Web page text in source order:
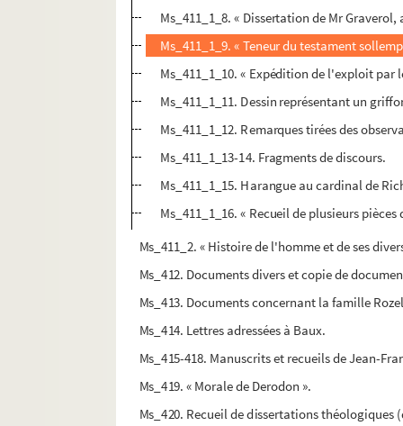
Ms_411_1_8. « Dissertation de Mr
Ms_411_1_9. « Teneur du testament
Ms_411_1_10. « Expédition de l'exploit
Ms_411_1_11. Dessin représentant un
Ms_411_1_12. Remarques tirées des
Ms_411_1_13-14. Fragments de discours.
Ms_411_1_15. Harangue au cardinal de
Ms_411_1_16. « Recueil de plusieurs
Ms_411_2. « Histoire de l'homme et de ses
Ms_412. Documents divers et copie de
Ms_413. Documents concernant la famille
Ms_414. Lettres adressées à Baux.
Ms_415-418. Manuscrits et recueils de Jean-
Ms_419. « Morale de Derodon ».
Ms_420. Recueil de dissertations